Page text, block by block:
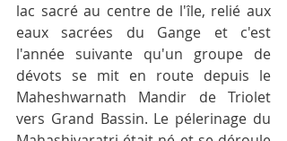
lac sacré au centre de l'île, relié aux
eaux sacrées du Gange et c'est
l'année suivante qu'un groupe de
dévots se mit en route depuis le
Maheshwarnath Mandir de Triolet
vers Grand Bassin. Le pélerinage du